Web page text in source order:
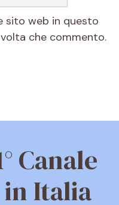
sito web in questo
che commento.
Canale
Italia